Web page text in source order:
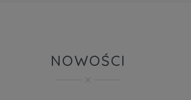
NOWOŚCI